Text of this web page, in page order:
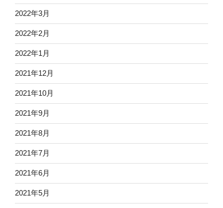
2022年3月
2022年2月
2022年1月
2021年12月
2021年10月
2021年9月
2021年8月
2021年7月
2021年6月
2021年5月